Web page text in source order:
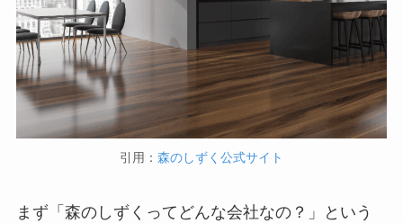
引用： 森のしずく公式サイト
まず「森のしずくってどんな会社なの？」という